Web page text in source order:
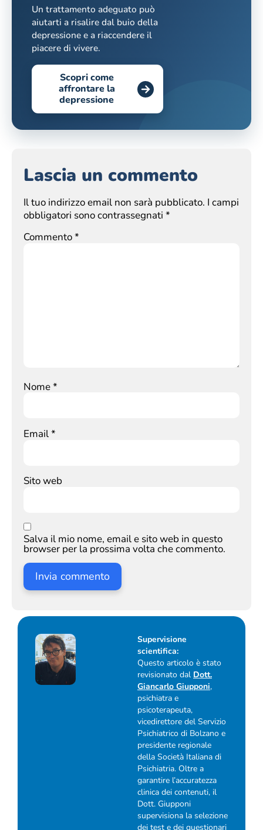
Un trattamento adeguato può
aiutarti a risalire dal buio della
depressione e a riaccendere il
piacere di vivere.
Scopri come
affrontare la
depressione
Lascia un commento
Il tuo indirizzo email non sarà pubblicato. I campi
obbligatori sono contrassegnati *
Commento*
Nome*
Email*
Sito web
Salva il mio nome, email e sito web in questo
browser per la prossima volta che commento.
Supervisione
scientifica:
Questo articolo è stato
revisionato dal Dott.
Giancarlo Giupponi,
psichiatra e
psicoterapeuta,
vicedirettore del Servizio
Psichiatrico di Bolzano e
presidente regionale
della Società Italiana di
Psichiatria. Oltre a
garantire l’accuratezza
clinica dei contenuti, il
Dott. Giupponi
supervisiona la selezione
dei test e dei questionari